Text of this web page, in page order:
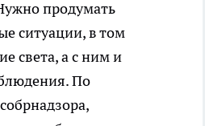
продумать
ситуации, в том
света, а с ним и
По